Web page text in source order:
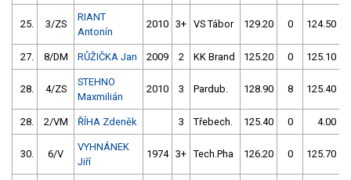
25. 3/ZS
RIANT
Antonín
2010 3+ VS Tábor 129.20 0 124.50
27. 8/DM RŮŽIČKA Jan 2009 2 KK Brand 125.20 0 125.10
28. 4/ZS
STEHNO
Maxmilián
2010 3 Pardub. 128.90 8 125.40
28. 2/VM ŘÍHA Zdeněk 3 Třebech. 125.40 0 4.00
30. 6/V
VYHNÁNEK
Jiří
1974 3+ Tech.Pha 126.20 0 125.70